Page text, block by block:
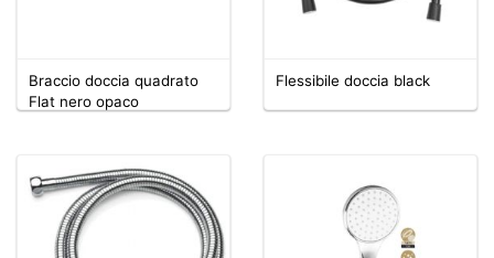
Braccio doccia quadrato
Flat nero opaco
Flessibile doccia black